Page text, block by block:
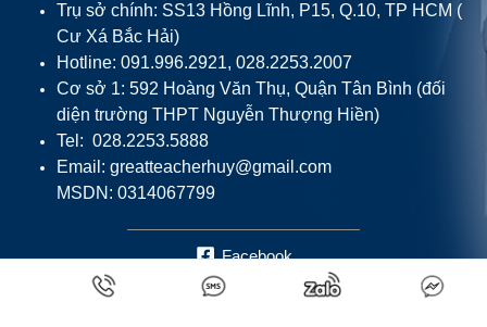
Trụ sở chính: SS13 Hồng Lĩnh, P15, Q.10, TP HCM (
Cư Xá Bắc Hải)
Hotline: 091.996.2921, 028.2253.2007
Cơ sở 1: 592 Hoàng Văn Thụ, Quận Tân Bình (đối
diện trường THPT Nguyễn Thượng Hiền)
Tel: 028.2253.5888
Email: greatteacherhuy@gmail.com
MSDN: 0314067799
Facebook